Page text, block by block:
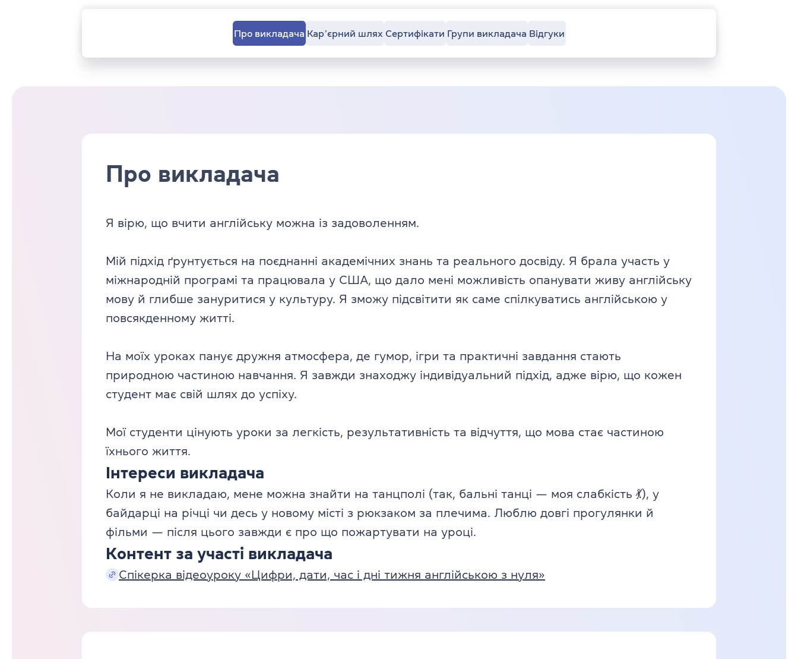
Про викладача Карʼєрний шлях Сертифікати Групи викладача Відгуки
Про викладача
Я вірю, що вчити англійську можна із задоволенням.
Мій підхід ґрунтується на поєднанні академічних знань та реального досвіду. Я брала участь у
міжнародній програмі та працювала у США, що дало мені можливість опанувати живу англійську
мову й глибше зануритися у культуру. Я зможу підсвітити як саме спілкуватись англійською у
повсякденному житті.
На моїх уроках панує дружня атмосфера, де гумор, ігри та практичні завдання стають
природною частиною навчання. Я завжди знаходжу індивідуальний підхід, адже вірю, що кожен
студент має свій шлях до успіху.
Мої студенти цінують уроки за легкість, результативність та відчуття, що мова стає частиною
їхнього життя.
Інтереси викладача
Коли я не викладаю, мене можна знайти на танцполі (так, бальні танці — моя слабкість 💃), у
байдарці на річці чи десь у новому місті з рюкзаком за плечима. Люблю довгі прогулянки й
фільми — після цього завжди є про що пожартувати на уроці.
Контент за участі викладача
Спікерка відеоуроку «Цифри, дати, час і дні тижня англійською з нуля»